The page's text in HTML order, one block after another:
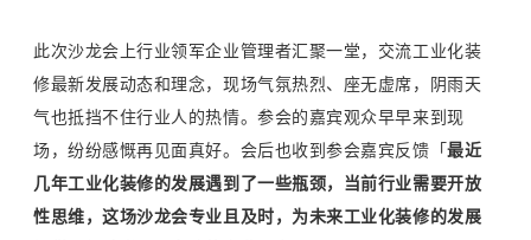
此次沙龙会上行业领军企业管理者汇聚一堂，交流工业化装
修最新发展动态和理念，现场气氛热烈、 座无虚席 ，阴雨天
气也抵挡不住行业人的热情。参会的嘉宾观众早早来到现
场，纷纷感慨再见面真好。会后也收到参会嘉宾反馈 「最近
几年工业化装修的发展遇到了一些瓶颈，当前行业需要开放
性思维，这场沙龙会专业且及时， 为未来工业化装修的发展